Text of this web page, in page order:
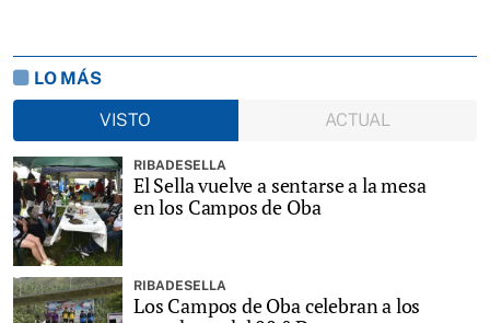
LO MÁS
VISTO
ACTUAL
RIBADESELLA
El Sella vuelve a sentarse a la mesa
en los Campos de Oba
RIBADESELLA
Los Campos de Oba celebran a los